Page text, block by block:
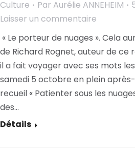
Culture Par Aurélie ANNEHEIM
Laisser un commentaire
« Le porteur de nuages ». Cela
de Richard Rognet, auteur de ce
il a fait voyager avec ses mots
samedi 5 octobre en plein
recueil « Patienter sous les
des…
Détails